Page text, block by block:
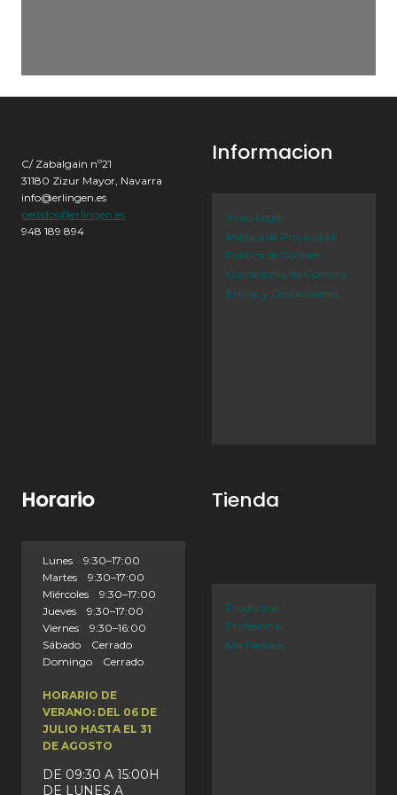
C/ Zabalgain nº21
31180 Zizur Mayor, Navarra
info@erlingen.es
pedidos@erlingen.es
948 189 894
Informacion
Aviso Legal
Política de Privacidad
Política de Cookies
Condiciones de Compra
Envíos y Devoluciones
Horario
Lunes 9:30–17:00
Martes 9:30–17:00
Miércoles 9:30–17:00
Jueves 9:30–17:00
Viernes 9:30–16:00
Sábado Cerrado
Domingo Cerrado
HORARIO DE
VERANO: DEL 06 DE
JULIO HASTA EL 31
DE AGOSTO
DE 09:30 A 15:00H
DE LUNES A
Tienda
Productos
Profesional
Mis Pedidos